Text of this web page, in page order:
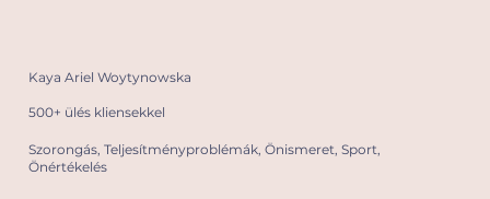
Kaya Ariel Woytynowska
500+ ülés kliensekkel
Szorongás, Teljesítményproblémák, Önismeret, Sport,
Önértékelés